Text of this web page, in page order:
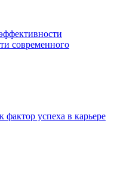
современного
успеха в карьере